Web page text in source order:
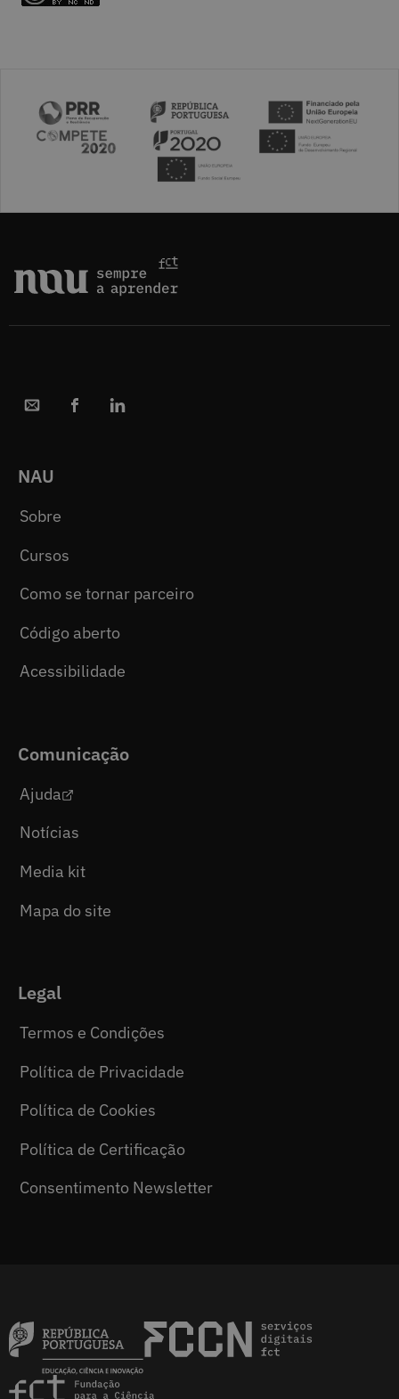
NAU
Sobre
Cursos
Como se tornar parceiro
Código aberto
Acessibilidade
Comunicação
Ajuda
Notícias
Media kit
Mapa do site
Legal
Termos e Condições
Política de Privacidade
Política de Cookies
Política de Certificação
Consentimento Newsletter